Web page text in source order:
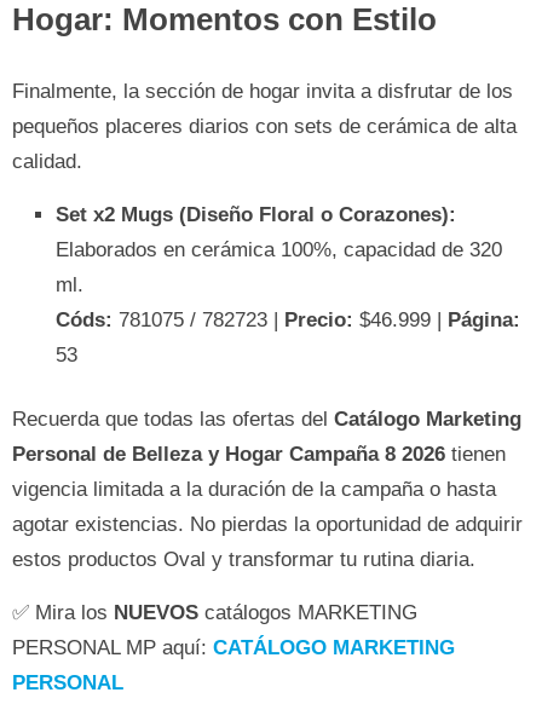
Hogar: Momentos con Estilo
Finalmente, la sección de hogar invita a disfrutar de los
pequeños placeres diarios con sets de cerámica de alta
calidad.
Set x2 Mugs (Diseño Floral o Corazones):
Elaborados en cerámica 100%, capacidad de 320
ml.
Códs: 781075 / 782723 | Precio: $46.999 | Página:
53
Recuerda que todas las ofertas del Catálogo Marketing
Personal de Belleza y Hogar Campaña 8 2026 tienen
vigencia limitada a la duración de la campaña o hasta
agotar existencias. No pierdas la oportunidad de adquirir
estos productos Oval y transformar tu rutina diaria.
✅ Mira los NUEVOS catálogos MARKETING
PERSONAL MP aquí: CATÁLOGO MARKETING
PERSONAL